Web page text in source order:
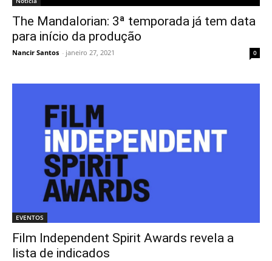
The Mandalorian: 3ª temporada já tem data
para início da produção
Nancir Santos - janeiro 27, 2021 0
EVENTOS
Film Independent Spirit Awards revela a
lista de indicados